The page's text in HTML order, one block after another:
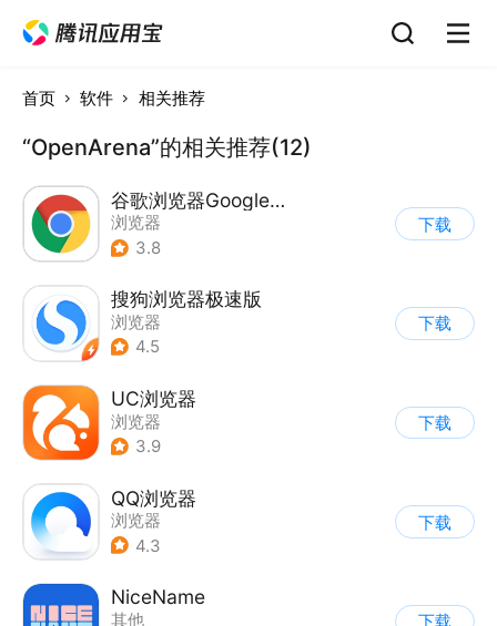
首页 软件 相关推荐
“OpenArena”的相关推荐(12)
谷歌浏览器Google Chrome
浏览器
3.8
下载
搜狗浏览器极速版
浏览器
4.5
下载
UC浏览器
浏览器
3.9
下载
QQ浏览器
浏览器
4.3
下载
NiceName
其他
下载